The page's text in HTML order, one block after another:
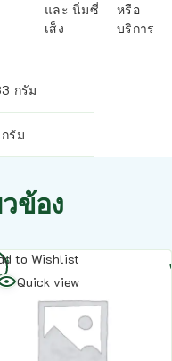
และ นิ่มซี่
เส็ง
หรือ
บริการ
กรัม
รัม
ข้อง
to Wishlist
Quick view